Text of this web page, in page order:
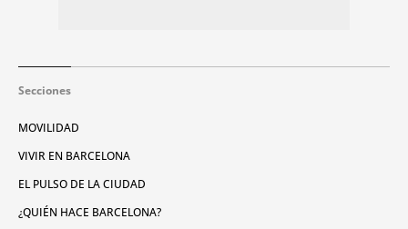
Secciones
MOVILIDAD
VIVIR EN BARCELONA
EL PULSO DE LA CIUDAD
¿QUIÉN HACE BARCELONA?